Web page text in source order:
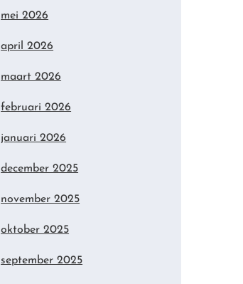
mei 2026
april 2026
maart 2026
februari 2026
januari 2026
december 2025
november 2025
oktober 2025
september 2025